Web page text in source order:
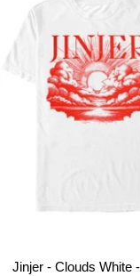
Jinjer - Clouds White